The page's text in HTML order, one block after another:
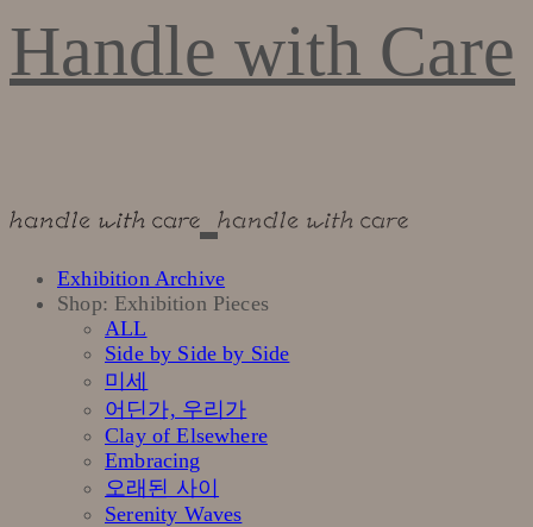
Handle with Care
Exhibition Archive
Shop: Exhibition Pieces
ALL
Side by Side by Side
미세
어딘가, 우리가
Clay of Elsewhere
Embracing
오래된 사이
Serenity Waves